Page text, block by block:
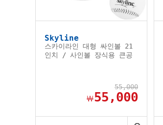
Skyline
스카이라인 대형 싸인볼 21
인치 / 사인볼 장식용 큰공
55,000
￦55,000